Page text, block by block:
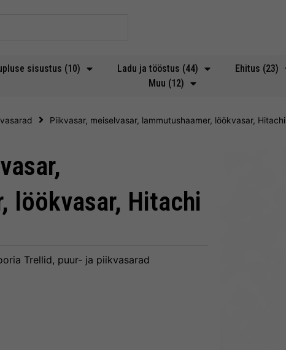
sisustus (10) Ladu ja tööstus (44) Ehitus (23)
Muu (12)
Piikvasar, meiselvasar, lammutushaamer, löökvasar, Hitachi
löökvasar, Hitachi
Trellid, puur- ja piikvasarad